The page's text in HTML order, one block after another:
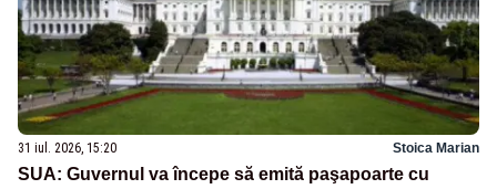
31 iul. 2026, 15:20 Stoica Marian
SUA: Guvernul va începe să emită paşapoarte cu